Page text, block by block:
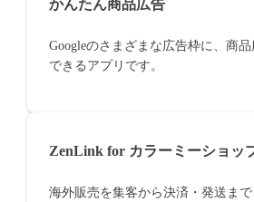
かんたん商品広告
Googleのさまざまな広告枠に、商
できるアプリです。
ZenLink for カラーミーショッ
海外販売を集客から決済・発送ま